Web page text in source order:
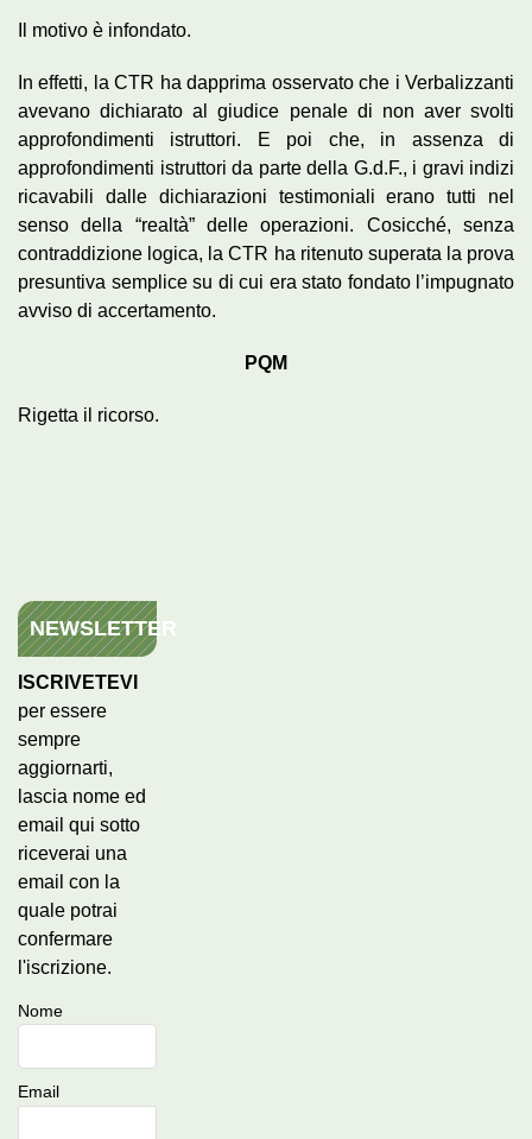
Il motivo è infondato.
In effetti, la CTR ha dapprima osservato che i Verbalizzanti
avevano dichiarato al giudice penale di non aver svolti
approfondimenti istruttori. E poi che, in assenza di
approfondimenti istruttori da parte della G.d.F., i gravi indizi
ricavabili dalle dichiarazioni testimoniali erano tutti nel
senso della “realtà” delle operazioni. Cosicché, senza
contraddizione logica, la CTR ha ritenuto superata la prova
presuntiva semplice su di cui era stato fondato l’impugnato
avviso di accertamento.
PQM
Rigetta il ricorso.
NEWSLETTER
ISCRIVETEVI
per essere
sempre
aggiornarti,
lascia nome ed
email qui sotto
riceverai una
email con la
quale potrai
confermare
l'iscrizione.
Nome
Email